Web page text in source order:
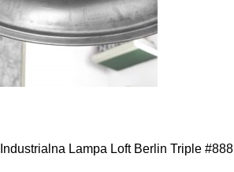
Nawigacja
Industrialna Lampa Loft Berlin Triple #888